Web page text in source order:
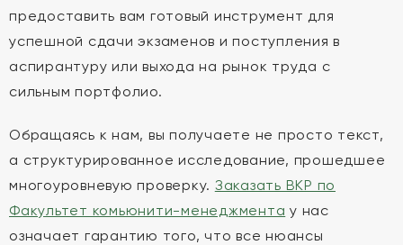
предоставить вам готовый инструмент для
успешной сдачи экзаменов и поступления в
аспирантуру или выхода на рынок труда с
сильным портфолио.
Обращаясь к нам, вы получаете не просто текст,
а структурированное исследование, прошедшее
многоуровневую проверку. Заказать ВКР по
Факультет комьюнити-менеджмента у нас
означает гарантию того, что все нюансы